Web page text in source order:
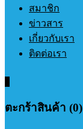
สมาชิก
ข่าวสาร
เกี่ยวกับเรา
ติดต่อเรา
ตะกร้าสินค้า (0)